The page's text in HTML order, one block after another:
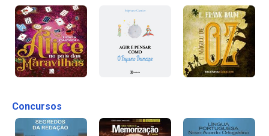
Concursos